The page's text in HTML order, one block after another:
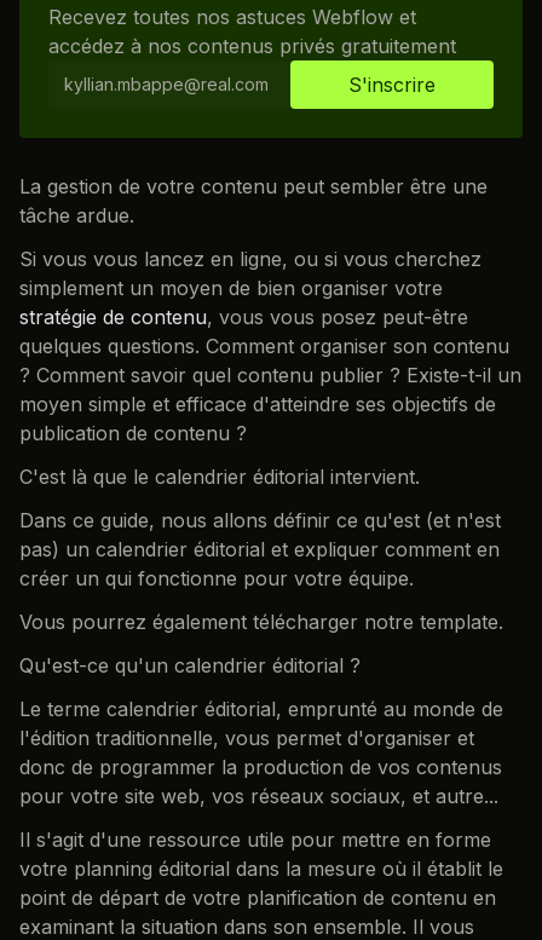
Recevez toutes nos astuces Webflow et
accédez à nos contenus privés gratuitement
La gestion de votre contenu peut sembler être une
tâche ardue.
Si vous vous lancez en ligne, ou si vous cherchez
simplement un moyen de bien organiser votre
stratégie de contenu, vous vous posez peut-être
quelques questions. Comment organiser son contenu
? Comment savoir quel contenu publier ? Existe-t-il un
moyen simple et efficace d'atteindre ses objectifs de
publication de contenu ?
C'est là que le calendrier éditorial intervient.
Dans ce guide, nous allons définir ce qu'est (et n'est
pas) un calendrier éditorial et expliquer comment en
créer un qui fonctionne pour votre équipe.
Vous pourrez également télécharger notre template.
Qu'est-ce qu'un calendrier éditorial ?
Le terme calendrier éditorial, emprunté au monde de
l'édition traditionnelle, vous permet d'organiser et
donc de programmer la production de vos contenus
pour votre site web, vos réseaux sociaux, et autre...
Il s'agit d'une ressource utile pour mettre en forme
votre planning éditorial dans la mesure où il établit le
point de départ de votre planification de contenu en
examinant la situation dans son ensemble. Il vous